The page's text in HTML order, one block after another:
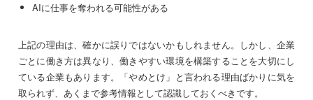
AIに仕事を奪われる可能性がある
上記の理由は、確かに誤りではないかもしれません。しかし、企業
ごとに働き方は異なり、働きやすい環境を構築することを大切にし
ている企業もあります。「やめとけ」と言われる理由ばかりに気を
取られず、あくまで参考情報として認識しておくべきです。